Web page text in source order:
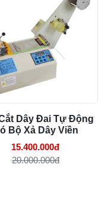
Dây Đai Tự Động
Bộ Xả Dây Viền
15.400.000đ
20.000.000đ